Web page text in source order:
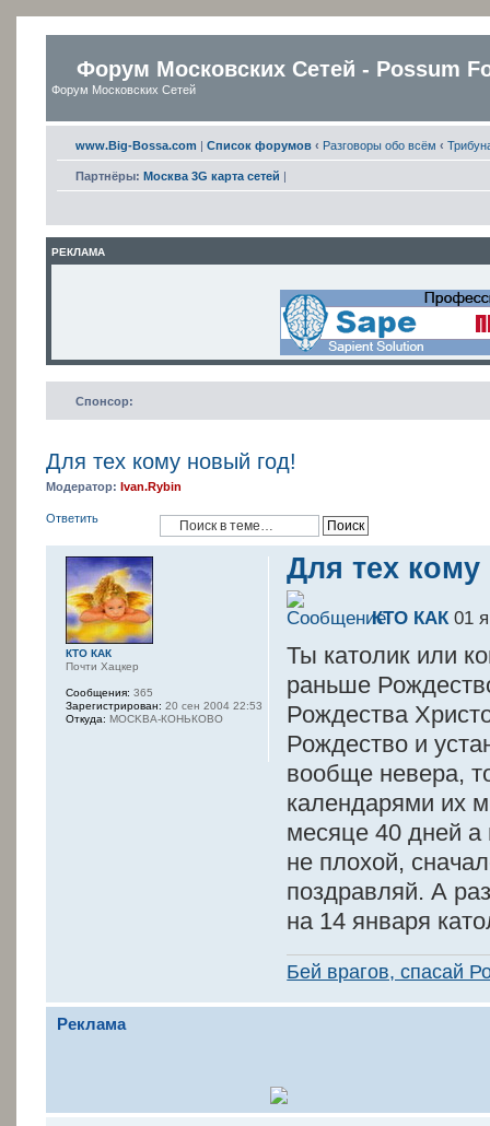
Форум Московских Сетей - Possum
Форум Московских Сетей
www.Big-Bossa.com | Список форумов ‹ Разговоры обо всём ‹
Партнёры: Москва 3G карта сетей |
РЕКЛАМА
Спонсор:
Для тех кому новый год!
Модератор: Ivan.Rybin
Ответить
Для тех
КТО КАК01
Ты католик или
раньше
Рождества
Рождество и
вообще невера,
календарями их
месяце 40 дней а
не плохой,
поздравляй. А
на 14 января
Бей врагов, спасай
КТО КАК
Почти Хацкер
Сообщения: 365
Зарегистрирован: 20 сен 2004 22:53
Откуда: MOCKBA-КОНЬКОВО
Реклама